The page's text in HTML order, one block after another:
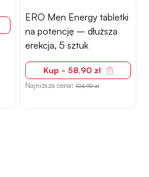
ERO Men Energy tabletki
na potencję – dłuższa
erekcja, 5 sztuk
Kup - 58,90 zł
Najniższa cena:104,90 zł